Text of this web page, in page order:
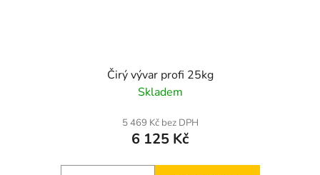
Čirý vývar profi 25kg
Skladem
5 469 Kč bez DPH
6 125 Kč